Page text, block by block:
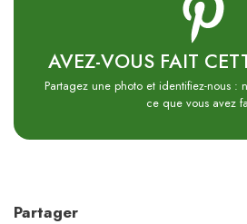
AVEZ-VOUS FAIT
Partagez une photo et identifiez-nous :
ce que vous avez
Partager